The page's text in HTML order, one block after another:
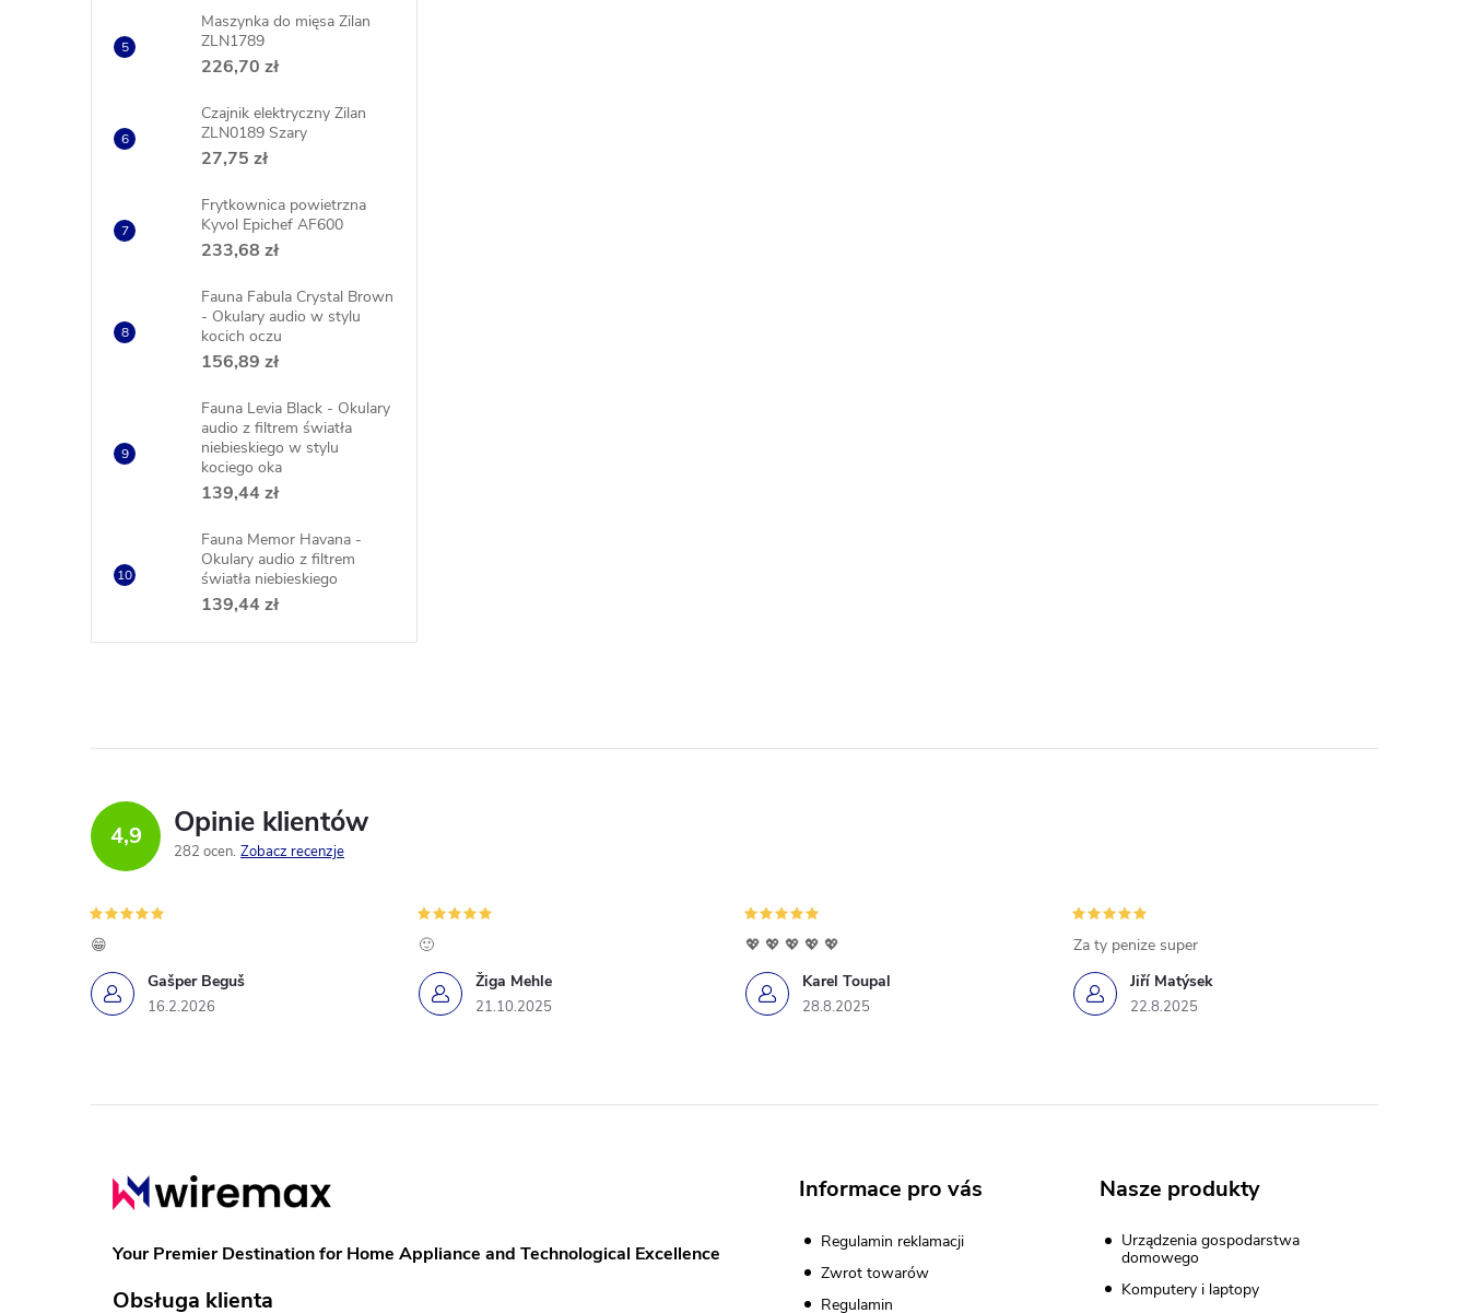
Maszynka do mięsa Zilan
ZLN1789
226,70 zł
Czajnik elektryczny Zilan
ZLN0189 Szary
27,75 zł
Frytkownica powietrzna
Kyvol Epichef AF600
233,68 zł
Fauna Fabula Crystal Brown
- Okulary audio w stylu
kocich oczu
156,89 zł
Fauna Levia Black - Okulary
audio z filtrem światła
niebieskiego w stylu
kociego oka
139,44 zł
Fauna Memor Havana -
Okulary audio z filtrem
światła niebieskiego
139,44 zł
4,9 Opinie klientów
282 ocen Zobacz recenzje
Gašper Beguš
16.2.2026
😁
Žiga Mehle
21.10.2025
🙂
Karel Toupal
28.8.2025
💖 💖 💖 💖 💖
Jiří Matýsek
22.8.2025
Za ty penize super
Your Premier Destination for Home Appliance and Technological Excellence
Obsługa klienta
Informace pro vás
Regulamin reklamacji
Zwrot towarów
Regulamin
Nasze produkty
Urządzenia gospodarstwa
domowego
Komputery i laptopy